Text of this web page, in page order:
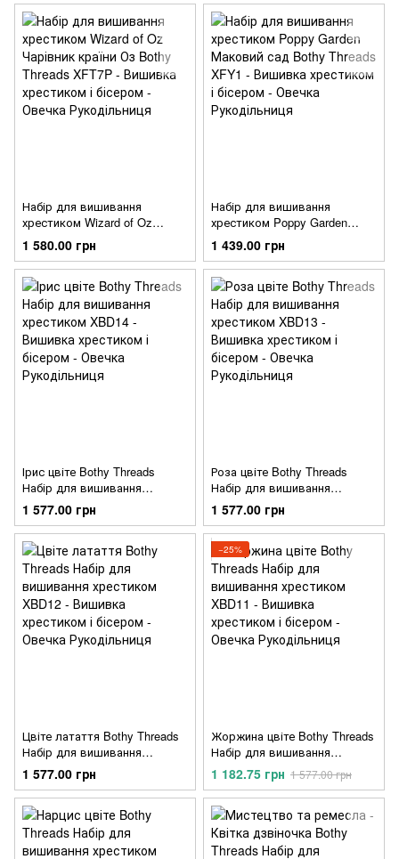
Набір для вишивання
хрестиком Wizard of Oz
Чарівник країни Оз Bothy
Threads XFT7P
1 580.00 грн
Набір для вишивання
хрестиком Poppy Garden
Маковий сад Bothy Threads
XFY1
1 439.00 грн
Ірис цвіте Bothy Threads
Набір для вишивання
хрестиком XBD14
1 577.00 грн
Роза цвіте Bothy Threads
Набір для вишивання
хрестиком XBD13
1 577.00 грн
Цвіте латаття Bothy Threads
Набір для вишивання
хрестиком XBD12
1 577.00 грн
−25%
Жоржина цвіте Bothy Threads
Набір для вишивання
хрестиком XBD11
1 182.75 грн 1 577.00 грн